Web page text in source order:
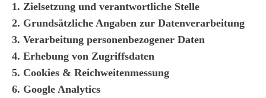
MIETWAGEN
NOTDIENST
GEWERBEKUNDEN
1. Zielsetzung und verantwortliche Stelle
2. Grundsätzliche Angaben zur Datenverarbeitung
3. Verarbeitung personenbezogener Daten
4. Erhebung von Zugriffsdaten
5. Cookies & Reichweitenmessung
6. Google Analytics